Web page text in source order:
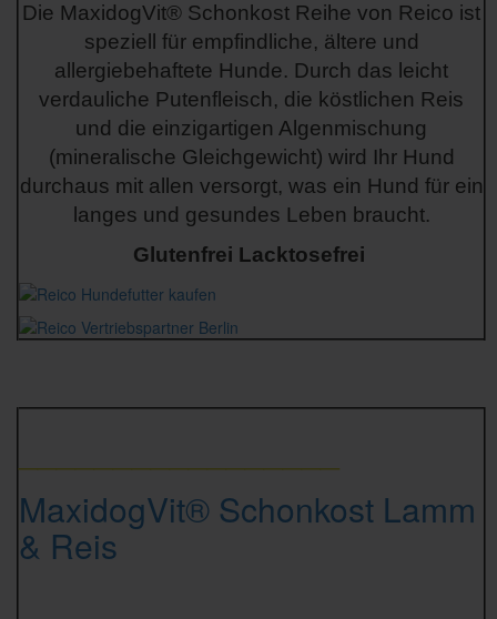
Die MaxidogVit® Schonkost Reihe von Reico ist
speziell für empfindliche, ältere und
allergiebehaftete Hunde. Durch das leicht
verdauliche Putenfleisch, die köstlichen Reis
und die einzigartigen Algenmischung
(mineralische Gleichgewicht) wird Ihr Hund
durchaus mit allen versorgt, was ein Hund für ein
langes und gesundes Leben braucht.
Glutenfrei Lacktosefrei
MaxidogVit® Schonkost Lamm
& Reis